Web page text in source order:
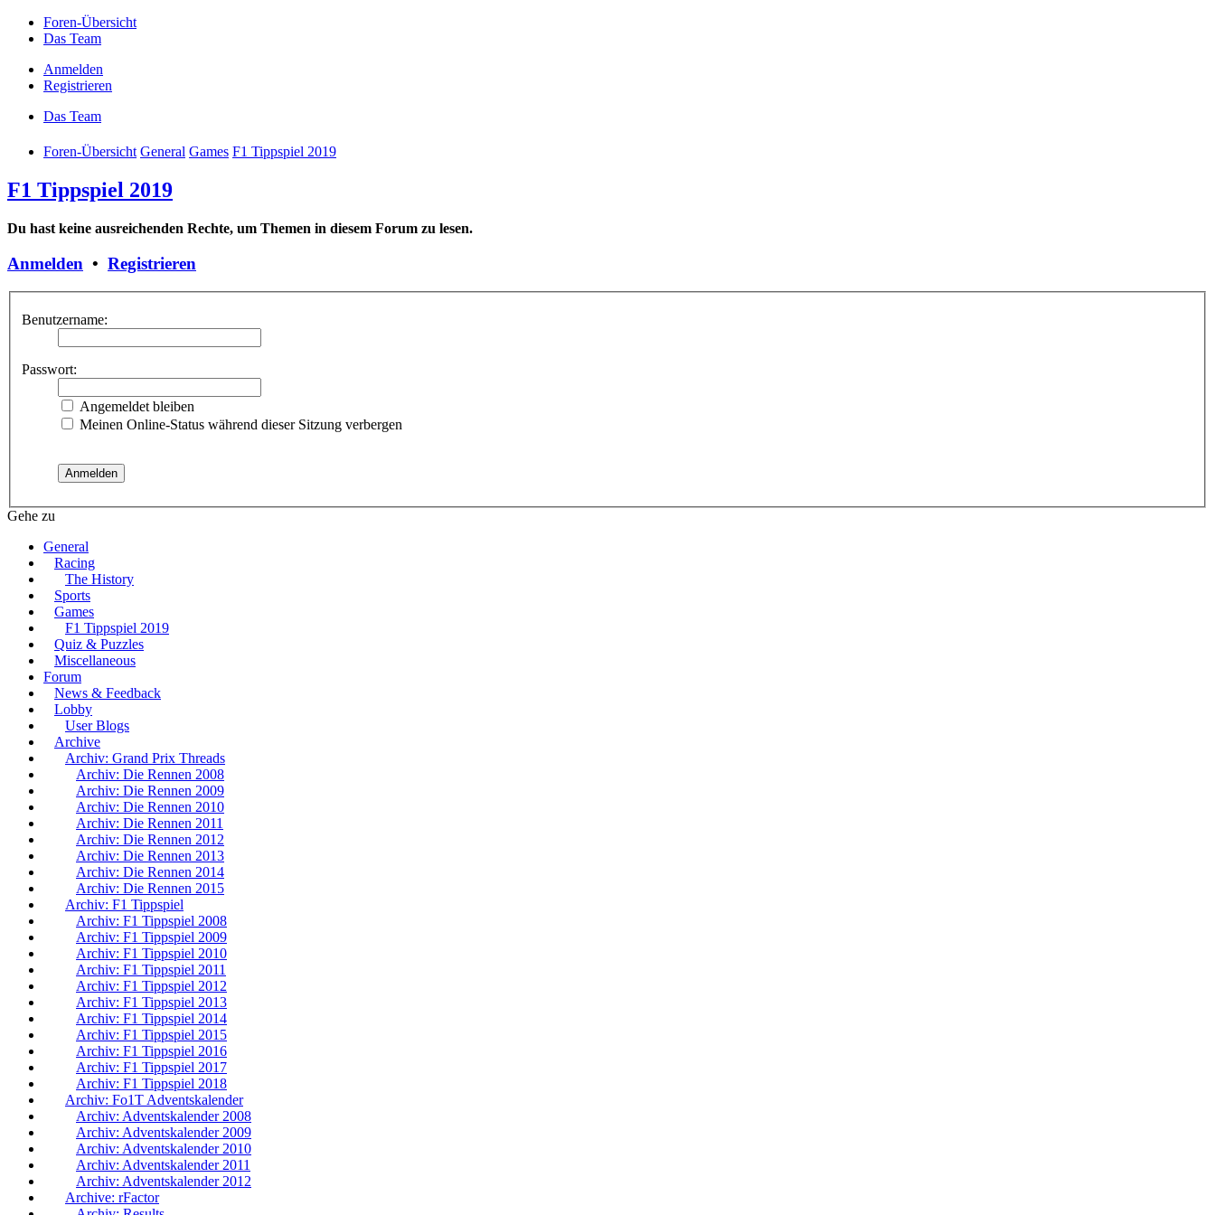
Foren-Übersicht
Das Team
Anmelden
Registrieren
Das Team
Foren-Übersicht General Games F1 Tippspiel 2019
F1 Tippspiel 2019
Du hast keine ausreichenden Rechte, um Themen in diesem Forum zu lesen.
Anmelden • Registrieren
Benutzername:
Passwort:
Angemeldet bleiben
Meinen Online-Status während dieser Sitzung verbergen
Gehe zu
General
Racing
The History
Sports
Games
F1 Tippspiel 2019
Quiz & Puzzles
Miscellaneous
Forum
News & Feedback
Lobby
User Blogs
Archive
Archiv: Grand Prix Threads
Archiv: Die Rennen 2008
Archiv: Die Rennen 2009
Archiv: Die Rennen 2010
Archiv: Die Rennen 2011
Archiv: Die Rennen 2012
Archiv: Die Rennen 2013
Archiv: Die Rennen 2014
Archiv: Die Rennen 2015
Archiv: F1 Tippspiel
Archiv: F1 Tippspiel 2008
Archiv: F1 Tippspiel 2009
Archiv: F1 Tippspiel 2010
Archiv: F1 Tippspiel 2011
Archiv: F1 Tippspiel 2012
Archiv: F1 Tippspiel 2013
Archiv: F1 Tippspiel 2014
Archiv: F1 Tippspiel 2015
Archiv: F1 Tippspiel 2016
Archiv: F1 Tippspiel 2017
Archiv: F1 Tippspiel 2018
Archiv: Fo1T Adventskalender
Archiv: Adventskalender 2008
Archiv: Adventskalender 2009
Archiv: Adventskalender 2010
Archiv: Adventskalender 2011
Archiv: Adventskalender 2012
Archive: rFactor